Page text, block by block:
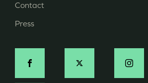
Pied
de
Contact
Press
Social
-